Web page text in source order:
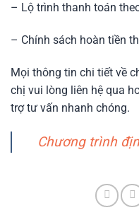
– Lộ trình thanh toán
– Chính sách hoàn tiền
Mọi thông tin chi tiết về
chị vui lòng liên hệ qua
trợ tư vấn nhanh chóng.
Chương trình